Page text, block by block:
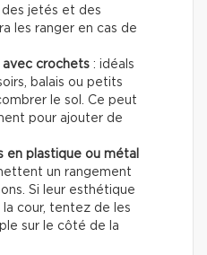
jetés et des
les ranger en cas de
avec crochets : idéals
balais ou petits
le sol. Ce peut
pour ajouter de
en plastique ou métal
un rangement
Si leur esthétique
cour, tentez de les
sur le côté de la